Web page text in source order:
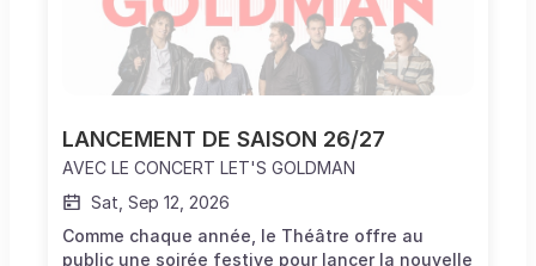
LANCEMENT DE SAISON 26/27
AVEC LE CONCERT LET'S GOLDMAN
Sat, Sep 12, 2026
Comme chaque année, le Théâtre offre au
public une soirée festive pour lancer la nouvelle